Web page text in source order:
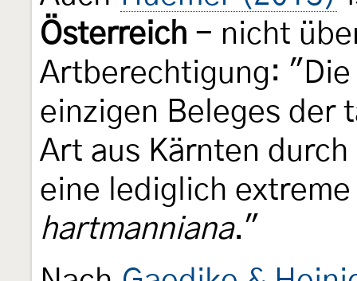
Österreich - nicht
Artberechtigung:
einzigen Beleges der
Art aus Kärnten durch
eine lediglich
hartmanniana."